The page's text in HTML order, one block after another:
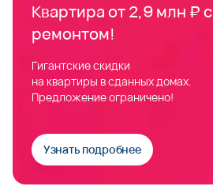
Квартира от 2,9 млн ₽ с
ремонтом!
Гигантские скидки
на квартиры в сданных домах.
Предложение ограничено!
Узнать подробнее